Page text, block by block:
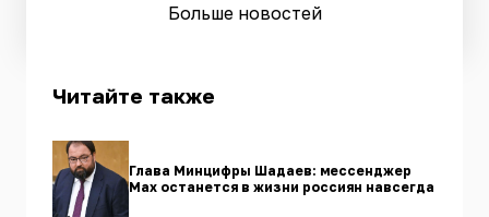
Больше новостей
Читайте также
Глава Минцифры Шадаев: мессенджер
Max останется в жизни россиян навсегда